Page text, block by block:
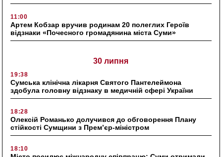
11:00
Артем Кобзар вручив родинам 20 полеглих Героїв
відзнаки «Почесного громадянина міста Суми»
30 липня
19:38
Сумська клінічна лікарня Святого Пантелеймона
здобула головну відзнаку в медичній сфері України
18:28
Олексій Романько долучився до обговорення Плану
стійкості Сумщини з Прем’єр-міністром
18:10